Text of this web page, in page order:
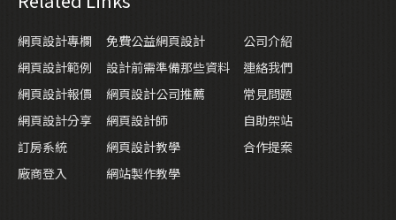
網頁設計專欄 免費公益網頁設計
公司介紹
網頁設計範例
設計前需準備那些資料
連絡我們
網頁設計報價
網頁設計公司推薦
常見問題
網頁設計分享
網頁設計師
自助架站
訂房系統
網頁設計教學
合作提案
廠商登入
網站製作教學